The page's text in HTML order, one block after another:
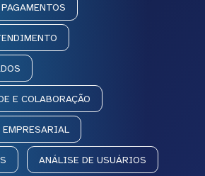
E COLABORAÇÃO
EMPRESARIAL
ANÁLISE DE USUÁRIOS